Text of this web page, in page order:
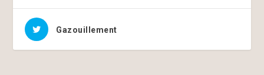
Gazouillement